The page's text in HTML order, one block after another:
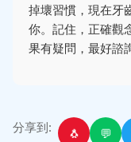
掉壞習慣，現在牙
你。記住，正確觀
果有疑問，最好諮
分享到: 🐧 💬